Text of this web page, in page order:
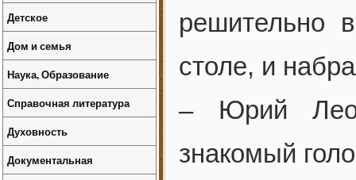
решительно
столе, и
– Юрий
знакомый
Детское
Дом и семья
Наука, Образование
Справочная литература
Духовность
Документальная